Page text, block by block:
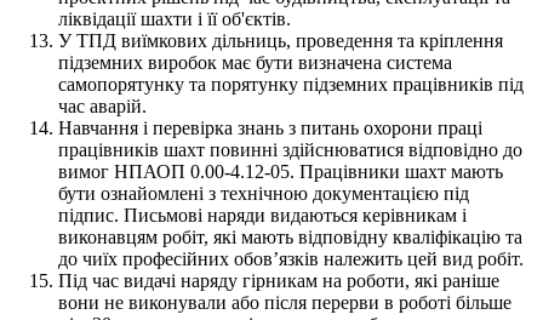
ліквідації шахти і її об'єктів.
У ТПД виїмкових дільниць, проведення та кріплення
підземних виробок має бути визначена система
самопорятунку та порятунку підземних працівників під
час аварій.
Навчання і перевірка знань з питань охорони праці
працівників шахт повинні здійснюватися відповідно до
вимог НПАОП 0.00-4.12-05. Працівники шахт мають
бути ознайомлені з технічною документацією під
підпис. Письмові наряди видаються керівникам і
виконавцям робіт, які мають відповідну кваліфікацію та
до чиїх професійних обов’язків належить цей вид робіт.
Під час видачі наряду гірникам на роботи, які раніше
вони не виконували або після перерви в роботі більше